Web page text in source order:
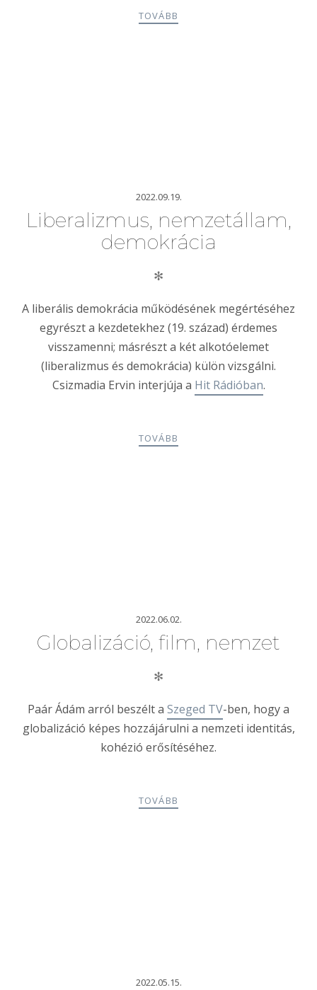
TOVÁBB
2022.09.19.
Liberalizmus, nemzetállam,
demokrácia
✻
A liberális demokrácia működésének megértéséhez
egyrészt a kezdetekhez (19. század) érdemes
visszamenni; másrészt a két alkotóelemet
(liberalizmus és demokrácia) külön vizsgálni.
Csizmadia Ervin interjúja a Hit Rádióban.
TOVÁBB
2022.06.02.
Globalizáció, film, nemzet
✻
Paár Ádám arról beszélt a Szeged TV-ben, hogy a
globalizáció képes hozzájárulni a nemzeti identitás,
kohézió erősítéséhez.
TOVÁBB
2022.05.15.